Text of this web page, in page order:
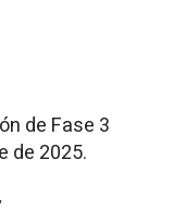
de Fase 3
de 2025.